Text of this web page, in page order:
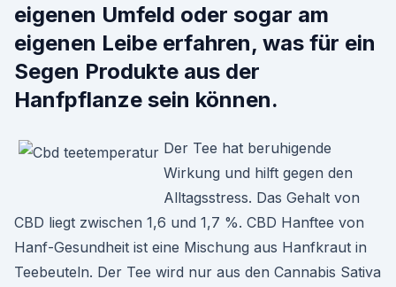
eigenen Umfeld oder sogar am
eigenen Leibe erfahren, was für ein
Segen Produkte aus der
Hanfpflanze sein können.
Der Tee hat beruhigende
Wirkung und hilft gegen den
Alltagsstress. Das Gehalt von
CBD liegt zwischen 1,6 und 1,7 %. CBD Hanftee von
Hanf-Gesundheit ist eine Mischung aus Hanfkraut in
Teebeuteln. Der Tee wird nur aus den Cannabis Sativa